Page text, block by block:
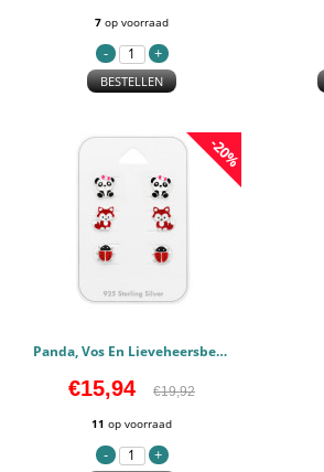
7 op voorraad
BESTELLEN
-20%
Panda, Vos En Lieveheersbeestje - 925 sterling zilver Kinderen Sets PCJW48997
€15,94 €19,92
11 op voorraad